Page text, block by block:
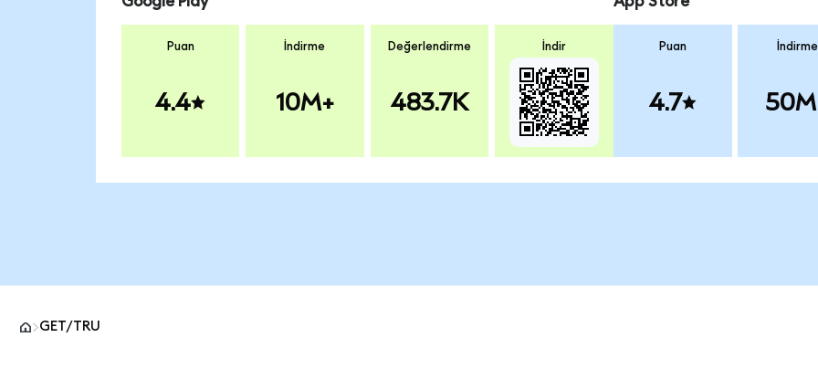
Puan
4.4
İndirme
10M+
Değerlendirme
483.7K
İndir Puan
4.7
İndirme
GET/TRU